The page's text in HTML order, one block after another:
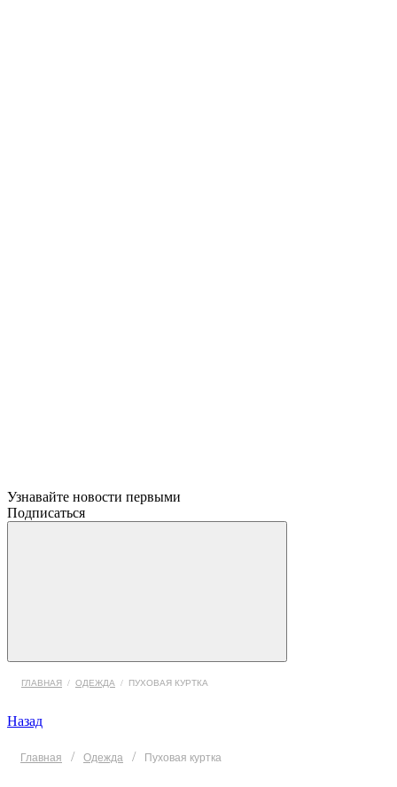
Узнавайте новости первыми
Подписаться
ГЛАВНАЯ / ОДЕЖДА / ПУХОВАЯ КУРТКА
Назад
Главная / Одежда / Пуховая куртка